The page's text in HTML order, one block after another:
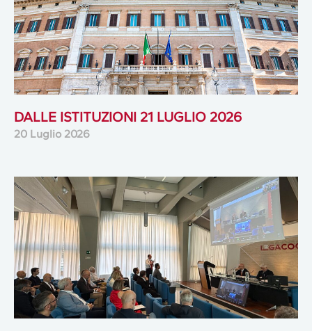
DALLE ISTITUZIONI 21 LUGLIO 2026
20 Luglio 2026